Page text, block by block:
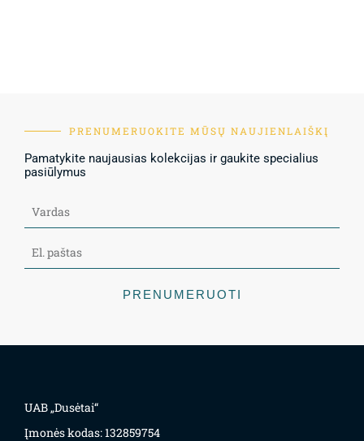
PRENUMERUOKITE MŪSŲ NAUJIENLAIŠKĮ
Pamatykite naujausias kolekcijas ir gaukite specialius
pasiūlymus
PRENUMERUOTI
UAB „Dusėtai“
Įmonės kodas: 132859754